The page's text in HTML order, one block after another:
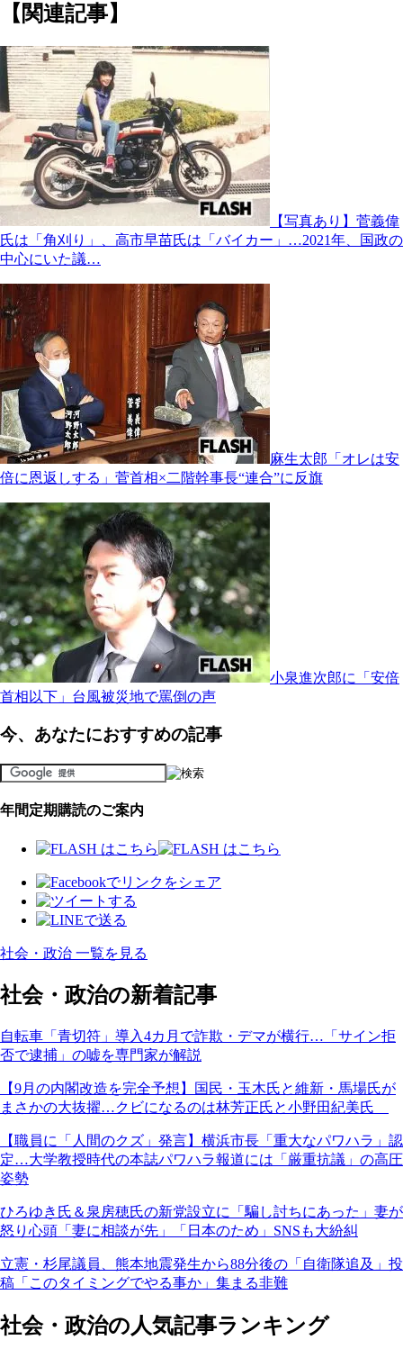
【関連記事】
【写真あり】菅義偉
氏は「角刈り」、高市早苗氏は「バイカー」…2021年、国政の
中心にいた議…
麻生太郎「オレは安
倍に恩返しする」菅首相×二階幹事長“連合”に反旗
小泉進次郎に「安倍
首相以下」台風被災地で罵倒の声
今、あなたにおすすめの記事
年間定期購読のご案内
社会・政治 一覧を見る
社会・政治の新着記事
自転車「青切符」導入4カ月で詐欺・デマが横行…「サイン拒
否で逮捕」の嘘を専門家が解説
【9月の内閣改造を完全予想】国民・玉木氏と維新・馬場氏が
まさかの大抜擢…クビになるのは林芳正氏と小野田紀美氏
【職員に「人間のクズ」発言】横浜市長「重大なパワハラ」認
定…大学教授時代の本誌パワハラ報道には「厳重抗議」の高圧
姿勢
ひろゆき氏＆泉房穂氏の新党設立に「騙し討ちにあった」妻が
怒り心頭「妻に相談が先」「日本のため」SNSも大紛糾
立憲・杉尾議員、熊本地震発生から88分後の「自衛隊追及」投
稿「このタイミングでやる事か」集まる非難
社会・政治の人気記事ランキング